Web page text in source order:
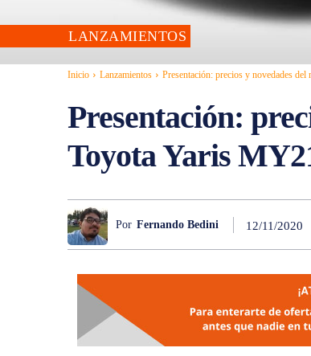
LANZAMIENTOS
Inicio Lanzamientos Presentación: precios y novedades
Presentación:
Toyota Yaris
Por Fernando Bedini 12/11/2020